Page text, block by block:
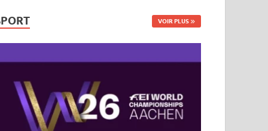
VOIR PLUS